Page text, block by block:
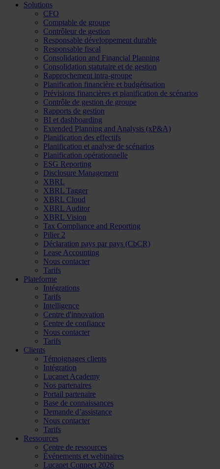
Solutions
CFO
Comptable de groupe
Contrôleur de gestion
Responsable développement durable
Responsable fiscal
Consolidation and Financial Planning
Consolidation statutaire et de gestion
Rapprochement intra-groupe
Planification financière et budgétisation
Prévisions financières et planification de scénarios
Contrôle de gestion de groupe
Rapports de gestion
BI et dashboarding
Extended Planning and Analysis (xP&A)
Planification des effectifs
Planification et analyse de scénarios
Planification opérationnelle
ESG Reporting
Disclosure Management
XBRL
XBRL Tagger
XBRL Cloud
XBRL Auditor
XBRL Vision
Tax Compliance and Reporting
Pilier 2
Déclaration pays par pays (CbCR)
Lease Accounting
Nous contacter
Tarifs
Plateforme
Intégrations
Tarifs
Intelligence
Centre d'innovation
Centre de confiance
Nous contacter
Tarifs
Clients
Témoignages clients
Intégration
Lucanet Academy
Nos partenaires
Portail partenaire
Base de connaissances
Demande d’assistance
Nous contacter
Tarifs
Ressources
Centre de ressources
Événements et webinaires
Lucanet Connect 2026